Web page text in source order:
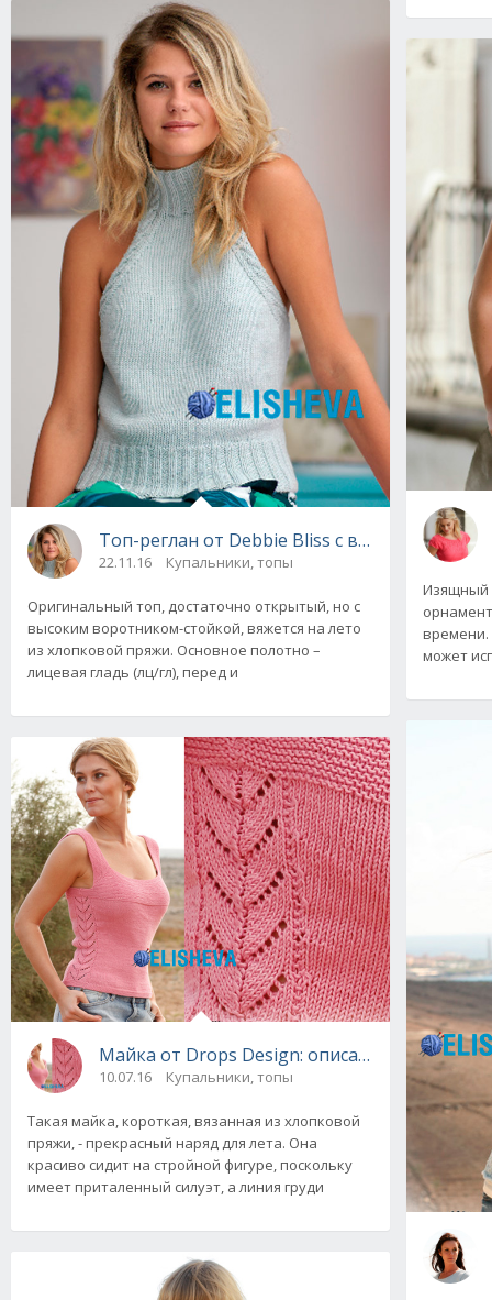
Топ-реглан от Debbie Bliss с высоким
22.11.16 Купальники, топы
Оригинальный топ, достаточно открытый, но с
высоким воротником-стойкой, вяжется на лето
из хлопковой пряжи. Основное полотно –
лицевая гладь (лц/гл), перед и
Майка от Drops Design: описание вязания
10.07.16 Купальники, топы
Такая майка, короткая, вязанная из хлопковой
пряжи, - прекрасный наряд для лета. Она
красиво сидит на стройной фигуре, поскольку
имеет приталенный силуэт, а линия груди
Изящный
времени.
может